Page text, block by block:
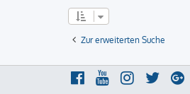
Zur erweiterten Suche